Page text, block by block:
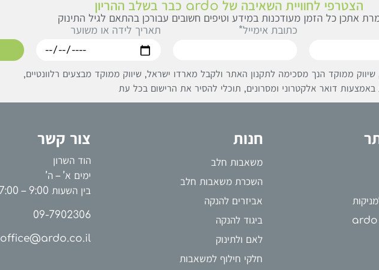
הצטרפי לחוויית השאיבה של ardo כבר בשלב ההריון
אתכן כל הזמן מעודכנות במידע וטיפים חשובים עבורכן בהתאם לגיל התינוק
ממוקד הנך מסכימה לתקנון האתר ולקבל מארדו ישראל, שיווק ממוקד מבצעים רלוונטיים,
דואר אלקטרוני ומסרונים, תוכלי להסיר את הרישום בכל עת
כתובת אימייל* תאריך לידה או משוער
חנות
משאבות חלב
השכרת משאבות חלב
אביזרים להנקה
ביגוד להנקה
לאם ולתינוק
חלקי חילוף למשאבות
צור קשר
הוד השרון
ימים א’ – ה’
בין השעות 9:00 – 17:00
09-7902306
office@ardo.co.il